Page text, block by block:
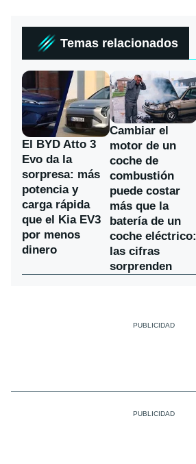
Temas relacionados
El BYD Atto 3
Evo da la
sorpresa: más
potencia y
carga rápida
que el Kia EV3
por menos
dinero
Cambiar el
motor de un
coche de
combustión
puede costar
más que la
batería de un
coche eléctrico:
las cifras
sorprenden